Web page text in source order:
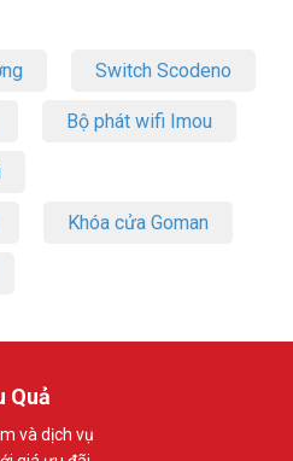
Switch Scodeno
Bộ phát wifi Imou
Khóa cửa Goman
Quả
và dịch vụ